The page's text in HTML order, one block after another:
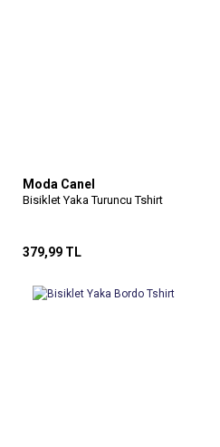
Moda Canel
Bisiklet Yaka Turuncu Tshirt
379,99 TL